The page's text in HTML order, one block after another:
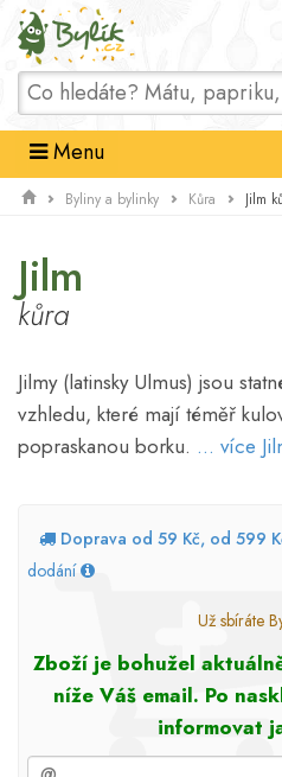
Domů
Menu
Byliny a bylinky Kůra Jilm
Jilm
kůra
Jilmy (latinsky Ulmus) jsou
vzhledu, které mají téměř
popraskanou borku. ... více
Doprava od 59 Kč, od 599
dodání
Už sbíráte
Zboží je bohužel
níže Váš email. Po
informovat